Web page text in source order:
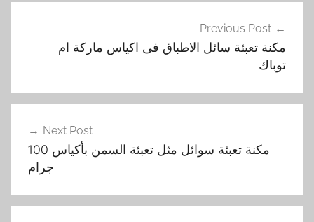
المقالات
Previous Post
مكنة تعبئة سائل الاطباق فى اكياس ماركة ام
توباك
Next Post
مكنة تعبئة سوائل مثل تعبئة السمن بأكياس 100
جرام